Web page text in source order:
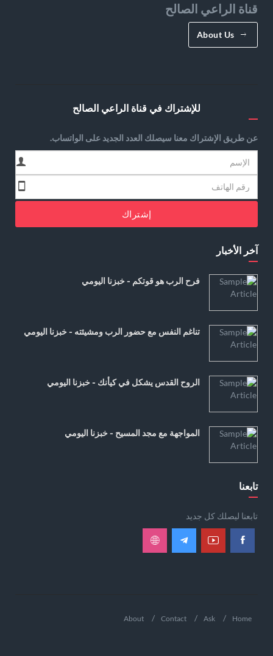
قناة الراعي الصالح
About Us
للإشتراك في قناة الراعي الصالح
عن طريق الإشتراك معنا سيصلك العدد الجديد على الواتساب.
إشتراك
آخر الأخبار
فرح الرب هو قوتكم - خبزنا اليومي
تناغم النفس مع حضور الرب ومشيئته - خبزنا اليومي
الروح القدس يشكل في كيأنك - خبزنا اليومي
المواجهة مع مجد المسيح - خبزنا اليومي
تابعنا
تابعنا ليصلك كل جديد
Home
Ask
Contact
About